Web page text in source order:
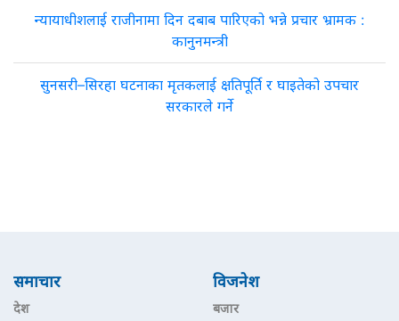
न्यायाधीशलाई राजीनामा दिन दबाब पारिएको भन्ने प्रचार भ्रामक :
कानुनमन्त्री
सुनसरी–सिरहा घटनाका मृतकलाई क्षतिपूर्ति र घाइतेको उपचार
सरकारले गर्ने
समाचार
देश
विजनेश
बजार